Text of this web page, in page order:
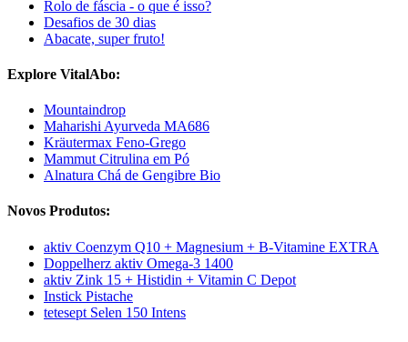
Rolo de fáscia - o que é isso?
Desafios de 30 dias
Abacate, super fruto!
Explore VitalAbo:
Mountaindrop
Maharishi Ayurveda MA686
Kräutermax Feno-Grego
Mammut Citrulina em Pó
Alnatura Chá de Gengibre Bio
Novos Produtos:
aktiv Coenzym Q10 + Magnesium + B-Vitamine EXTRA
Doppelherz aktiv Omega-3 1400
aktiv Zink 15 + Histidin + Vitamin C Depot
Instick Pistache
tetesept Selen 150 Intens